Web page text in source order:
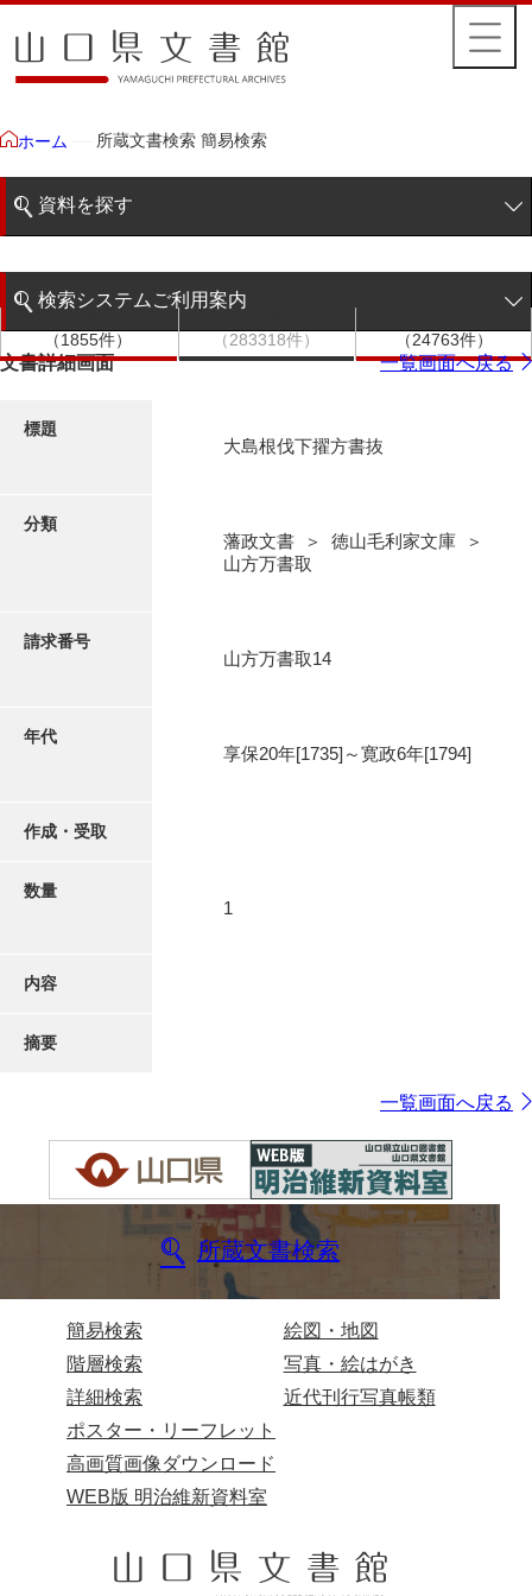
ホーム 所蔵文書検索 簡易検索
資料を探す
階層検索
写真・絵はがき
検索システムご利用案内
検索システムの利用について
（1855件）
（283318件）
（24763件）
文書詳細画面 一覧画面へ戻る
標題
大島根伐下擢方書抜
分類
藩政文書 ＞ 徳山毛利家文庫 ＞
山方万書取
請求番号
山方万書取14
年代
享保20年[1735]～寛政6年[1794]
作成・受取
数量
1
内容
摘要
一覧画面へ戻る
所蔵文書検索
簡易検索
階層検索
詳細検索
絵図・地図
写真・絵はがき
近代刊行写真帳類
ポスター・リーフレット
高画質画像ダウンロード
WEB版 明治維新資料室